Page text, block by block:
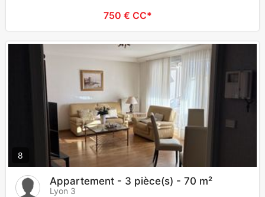
750 € CC*
8
Appartement - 3 pièce(s) - 70 m²
Lyon 3